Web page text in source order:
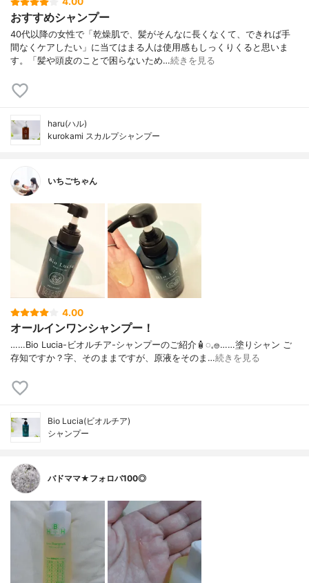
おすすめシャンプー
40代以降の女性で「乾燥肌で、髪がそんなに長くなくて、できれば手
間なくケアしたい」に当てはまる人は使用感もしっくりくると思いま
す。「髪や頭皮のことで困らないため…続きを見る
haru(ハル)
kurokami スカルプシャンプー
いちごちゃん
4.00
オールインワンシャンプー！
……⁡Bio Lucia⁡⁡-ビオルチア-⁡⁡シャンプー⁡⁡のご紹介🧴‎◌𓈒𓐍⁡……⁡⁡⁡⁡塗りシャン ご
存知ですか？⁡⁡⁡⁡字、そのままですが、⁡原液をそのま…続きを見る
Bio Lucia(ビオルチア)
シャンプー
バドママ★フォロバ100◎